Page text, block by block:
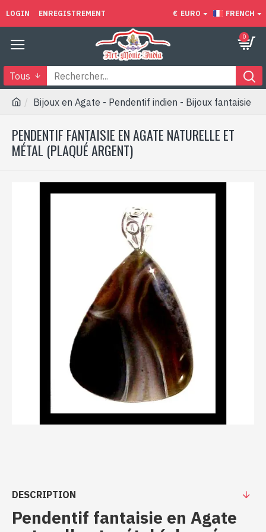
LOGIN ENREGISTREMENT € EURO FRENCH
0
Tous
Bijoux en Agate - Pendentif indien - Bijoux fantaisie
PENDENTIF FANTAISIE EN AGATE NATURELLE ET
MÉTAL (PLAQUÉ ARGENT)
DESCRIPTION
Pendentif fantaisie en Agate